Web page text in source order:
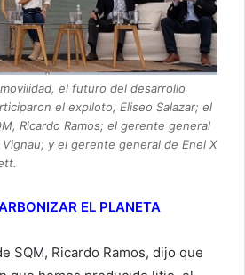
el futuro del desarrollo
el expiloto, Eliseo Salazar; el
Ricardo Ramos; el gerente general
y el gerente general de Enel X
EL PLANETA
SQM, Ricardo Ramos, dijo que